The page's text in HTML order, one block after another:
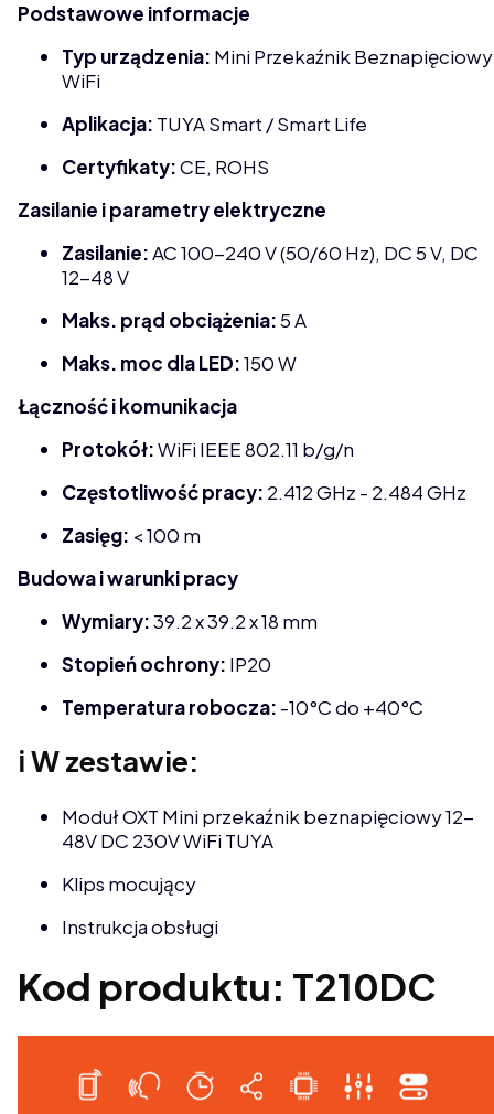
Podstawowe informacje
Typ urządzenia: Mini Przekaźnik Beznapięciowy
WiFi
Aplikacja: TUYA Smart / Smart Life
Certyfikaty:CE, ROHS
Zasilanie i parametry elektryczne
Zasilanie:AC 100-240 V (50/60 Hz), DC 5 V, DC
12-48 V
Maks. prąd obciążenia:5 A
Maks. moc dla LED:150 W
Łączność i komunikacja
Protokół:WiFi IEEE 802.11 b/g/n
Częstotliwość pracy: 2.412 GHz - 2.484 GHz
Zasięg: < 100 m
Budowa i warunki pracy
Wymiary:39.2 x 39.2 x 18 mm
Stopień ochrony: IP20
Temperatura robocza: -10°C do +40°C
ℹ️ W zestawie:
Moduł OXT Mini przekaźnik beznapięciowy 12-
48V DC 230V WiFi TUYA
Klips mocujący
Instrukcja obsługi
Kod produktu: T210DC